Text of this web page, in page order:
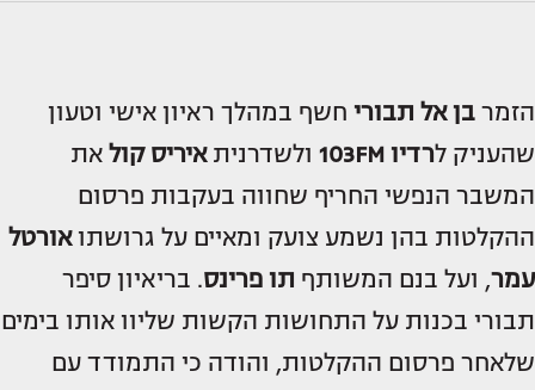
הזמר בן אל תבורי חשף במהלך ראיון אישי וטעון
שהעניק לרדיו 103FM ולשדרניתאיריס קול את
המשבר הנפשי החריף שחווה בעקבות פרסום
ההקלטות בהן נשמע צועק ומאיים על גרושתואורטל
עמר, ועל בנם המשותף תו פרינס. בריאיון סיפר
תבורי בכנות על התחושות הקשות שליוו אותו בימים
שלאחר פרסום ההקלטות, והודה כי התמודד עם